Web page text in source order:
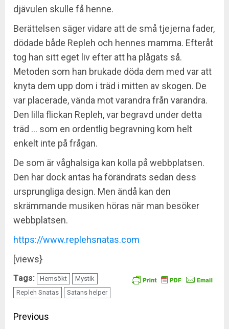
djävulen skulle få henne.
Berättelsen säger vidare att de små tjejerna fader,
dödade både Repleh och hennes mamma. Efteråt
tog han sitt eget liv efter att ha plågats så.
Metoden som han brukade döda dem med var att
knyta dem upp dom i träd i mitten av skogen. De
var placerade, vända mot varandra från varandra.
Den lilla flickan Repleh, var begravd under detta
träd … som en ordentlig begravning kom helt
enkelt inte på frågan.
De som är våghalsiga kan kolla på webbplatsen.
Den har dock antas ha förändrats sedan dess
ursprungliga design. Men ändå kan den
skrämmande musiken höras när man besöker
webbplatsen.
https://www.replehsnatas.com
[views}
Tags: Hemsökt
Mystik
Repleh Snatas
Satans helper
Continue
Previous